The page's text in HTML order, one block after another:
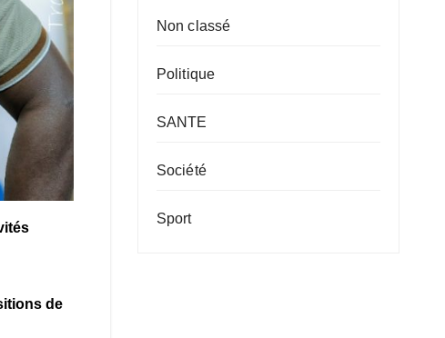
de
Non classé
Politique
SANTE
Société
Sport